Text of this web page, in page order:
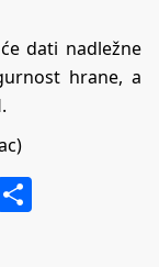
dati nadležne
hrane, a